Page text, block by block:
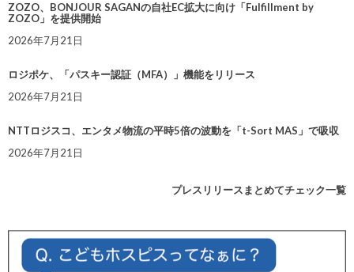
ZOZO、BONJOUR SAGANの自社EC拡大に向け「Fulfillment by
ZOZO」を提供開始
2026年7月21日
ロジポケ、「パスキー認証（MFA）」機能をリリース
2026年7月21日
NTTロジスコ、エンタメ物流の平時5倍の波動を「t-Sort MAS」で吸収
2026年7月21日
プレスリリースまとめてチェック一覧